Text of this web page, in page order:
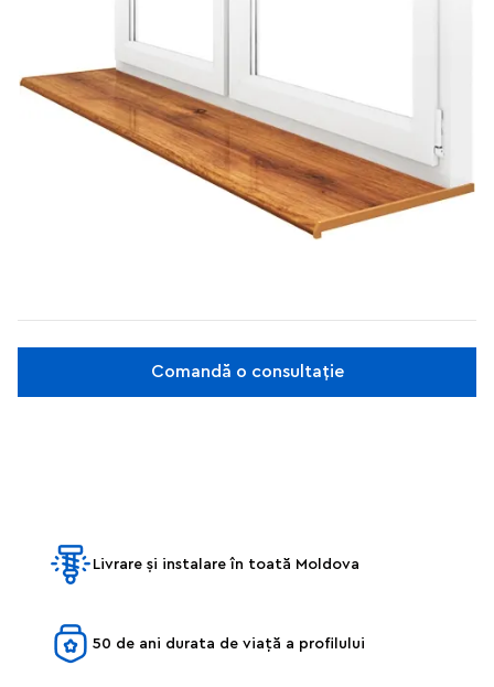
Comandă o consultație
Livrare și instalare în toată Moldova
50 de ani durata de viață a profilului